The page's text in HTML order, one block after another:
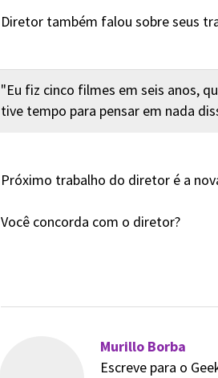
Diretor também falou sobre seus
"Eu fiz cinco filmes em seis anos,
tive tempo para pensar em nada
Próximo trabalho do diretor é a
Você concorda com o diretor?
Murillo Borba
Escreve para o